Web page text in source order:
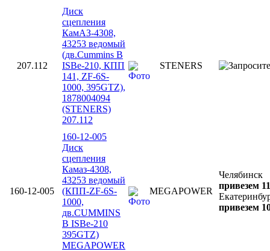
207.112
Диск
сцепления
КамАЗ-4308,
43253 ведомый
(дв.Cummins B
ISBe-210, КПП
141, ZF-6S-
1000, 395GTZ),
1878004094
(STENERS)
207.112
STENERS
160-12-005
160-12-005
Диск
сцепления
Камаз-4308,
43253 ведомый
(КПП-ZF-6S-
1000,
дв.CUMMINS
B ISBe-210
395GTZ)
MEGAPOWER
MEGAPOWER
Челябинск
привезем
привезем